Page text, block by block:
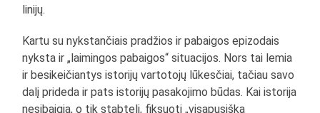
linijų.
Kartu su nykstančiais pradžios ir pabaigos epizodais
nyksta ir „laimingos pabaigos“ situacijos. Nors tai lemia
ir besikeičiantys istorijų vartotojų lūkesčiai, tačiau savo
dalį prideda ir pats istorijų pasakojimo būdas. Kai istorija
nesibaigia, o tik stabteli, fiksuoti „visapusišką